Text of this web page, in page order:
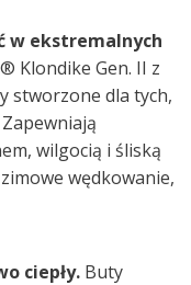
w ekstremalnych
Klondike Gen. II z
stworzone dla tych,
wilgocią i śliską
wędkowanie,
ciepły. Buty